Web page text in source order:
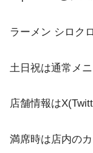
ラーメン シロク
土日祝は通常メ
店舗情報は
満席時は店内の